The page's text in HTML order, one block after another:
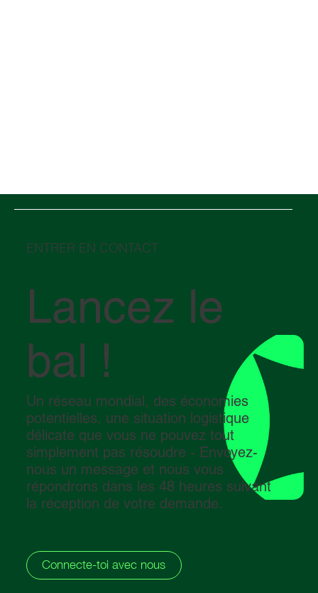
ENTRER EN CONTACT
Lancez le
bal !
Un réseau mondial, des économies
potentielles, une situation logistique
délicate que vous ne pouvez tout
simplement pas résoudre - Envoyez-
nous un message et nous vous
répondrons dans les 48 heures suivant
la réception de votre demande.
Connecte-toi avec nous